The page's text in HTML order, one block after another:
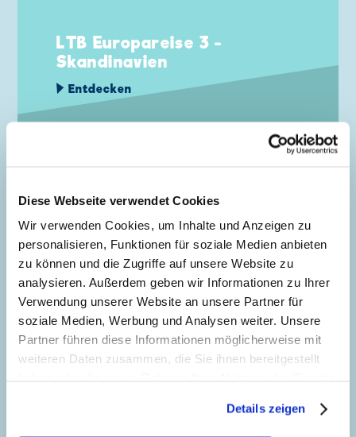
Diese Webseite verwendet Cookies
Wir verwenden Cookies, um Inhalte und Anzeigen zu
personalisieren, Funktionen für soziale Medien anbieten
zu können und die Zugriffe auf unsere Website zu
analysieren. Außerdem geben wir Informationen zu Ihrer
Verwendung unserer Website an unsere Partner für
soziale Medien, Werbung und Analysen weiter. Unsere
Partner führen diese Informationen möglicherweise mit
weiteren Daten zusammen, die Sie ihnen bereitgestellt
geben, können Sie diese jederzeit in der
Details zeigen
LTB Europareise 3 -
Skandinavien
Entdecken
NEWS VOM 31.03.2026
LTB 609 - Das Escape-Game
Entdecken